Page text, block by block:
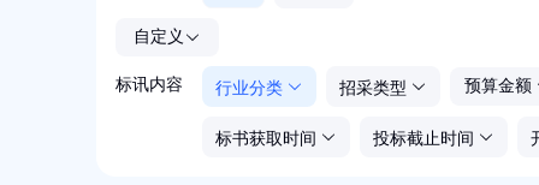
自定义
标讯内容 行业分类 招采类型 预算金额
标书获取时间 投标截止时间